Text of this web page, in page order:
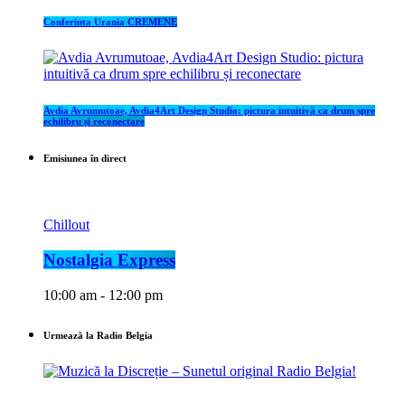
Conferinta Urania CREMENE
Avdia Avrumutoae, Avdia4Art Design Studio: pictura intuitivă ca drum spre
echilibru și reconectare
Emisiunea în direct
Chillout
Nostalgia Express
10:00 am - 12:00 pm
Urmează la Radio Belgia